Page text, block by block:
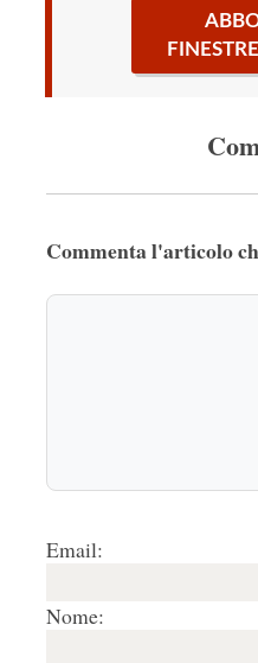
Commenta l'articolo
Email:
Nome: